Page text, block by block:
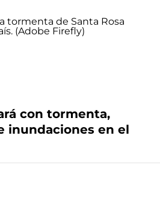
con tormenta,
inundaciones en el